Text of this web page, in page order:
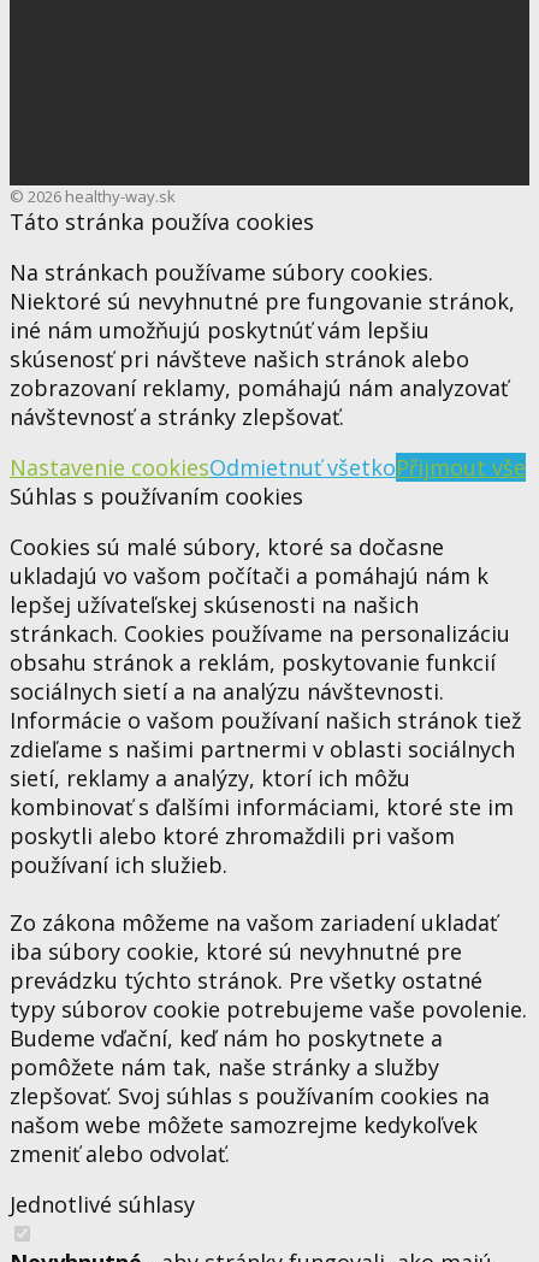
© 2026 healthy-way.sk
Táto stránka používa cookies
Na stránkach používame súbory cookies.
Niektoré sú nevyhnutné pre fungovanie stránok,
iné nám umožňujú poskytnúť vám lepšiu
skúsenosť pri návšteve našich stránok alebo
zobrazovaní reklamy, pomáhajú nám analyzovať
návštevnosť a stránky zlepšovať.
Nastavenie cookiesOdmietnuť všetkoPřijmout vše
Súhlas s používaním cookies
Cookies sú malé súbory, ktoré sa dočasne
ukladajú vo vašom počítači a pomáhajú nám k
lepšej užívateľskej skúsenosti na našich
stránkach. Cookies používame na personalizáciu
obsahu stránok a reklám, poskytovanie funkcií
sociálnych sietí a na analýzu návštevnosti.
Informácie o vašom používaní našich stránok tiež
zdieľame s našimi partnermi v oblasti sociálnych
sietí, reklamy a analýzy, ktorí ich môžu
kombinovať s ďalšími informáciami, ktoré ste im
poskytli alebo ktoré zhromaždili pri vašom
používaní ich služieb.
Zo zákona môžeme na vašom zariadení ukladať
iba súbory cookie, ktoré sú nevyhnutné pre
prevádzku týchto stránok. Pre všetky ostatné
typy súborov cookie potrebujeme vaše povolenie.
Budeme vďační, keď nám ho poskytnete a
pomôžete nám tak, naše stránky a služby
zlepšovať. Svoj súhlas s používaním cookies na
našom webe môžete samozrejme kedykoľvek
zmeniť alebo odvolať.
Jednotlivé súhlasy